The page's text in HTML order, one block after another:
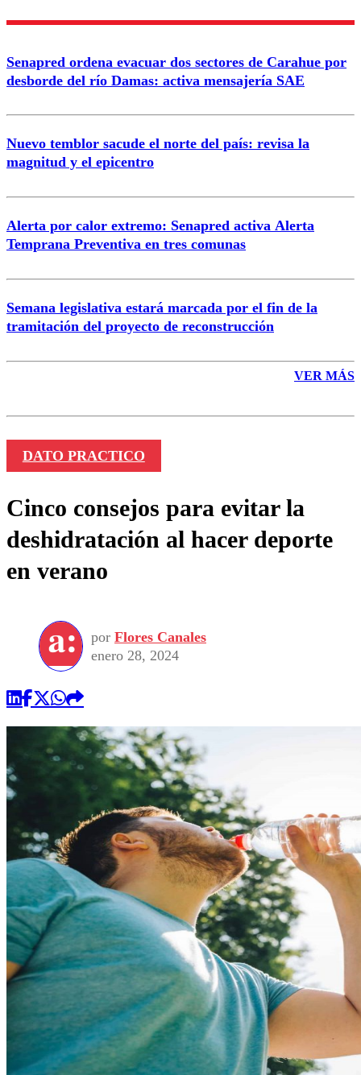
Correo
Senapred ordena evacuar dos sectores de Carahue por
desborde del río Damas: activa mensajería SAE
Nuevo temblor sacude el norte del país: revisa la
magnitud y el epicentro
Alerta por calor extremo: Senapred activa Alerta
Temprana Preventiva en tres comunas
Semana legislativa estará marcada por el fin de la
tramitación del proyecto de reconstrucción
VER MÁS
DATO PRACTICO
Cinco consejos para evitar la
deshidratación al hacer deporte
en verano
por Flores Canales
enero 28, 2024